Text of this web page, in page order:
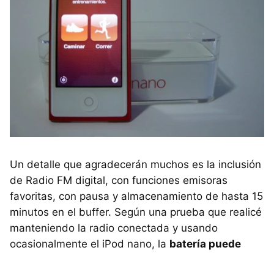
Un detalle que agradecerán muchos es la inclusión
de Radio FM digital, con funciones emisoras
favoritas, con pausa y almacenamiento de hasta 15
minutos en el buffer. Según una prueba que realicé
manteniendo la radio conectada y usando
ocasionalmente el iPod nano, la batería puede